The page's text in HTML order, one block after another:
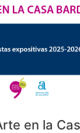
en la